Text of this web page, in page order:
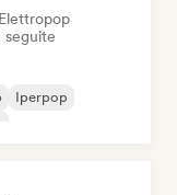
Elettropop
seguite
Iperpop